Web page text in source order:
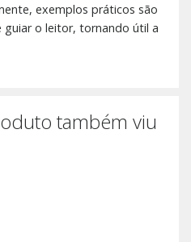
exemplos práticos são
o leitor, tornando útil a
também viu